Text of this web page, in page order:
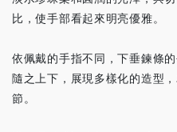
比，使手部看起來明亮優雅。
依佩戴的手指不同，下垂鍊條
隨之上下，展現多樣化的造型
節。